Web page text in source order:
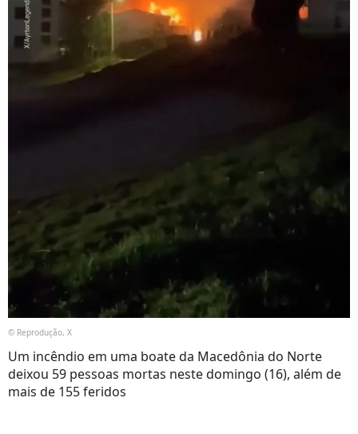
© Reprodução, X
Um incêndio em uma boate da Macedônia do Norte
deixou 59 pessoas mortas neste domingo (16), além de
mais de 155 feridos